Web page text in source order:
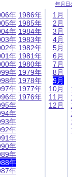
年月日
年
年
年
年
年
年
年
年
年
年
年
年
年
年
年
年
年
年
年
年
1986年
1985年
1984年
1983年
1982年
1981年
1980年
1979年
1978年
1977年
1976年
1月
2月
3月
4月
5月
6月
7月
8月
9月
10月
11月
12月